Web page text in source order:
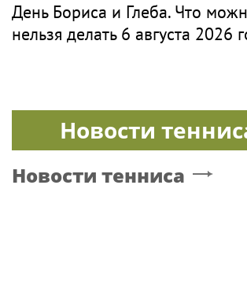
День Бориса и Глеба. Что
нельзя делать 6 августа 2026
Новости
Новости тенниса